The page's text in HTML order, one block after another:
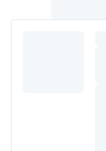
De actieve